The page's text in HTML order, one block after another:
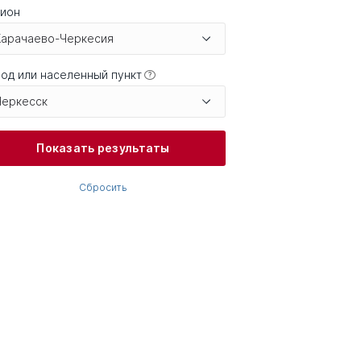
Черкесия
или населенный пункт ?
Показать результаты
Сбросить